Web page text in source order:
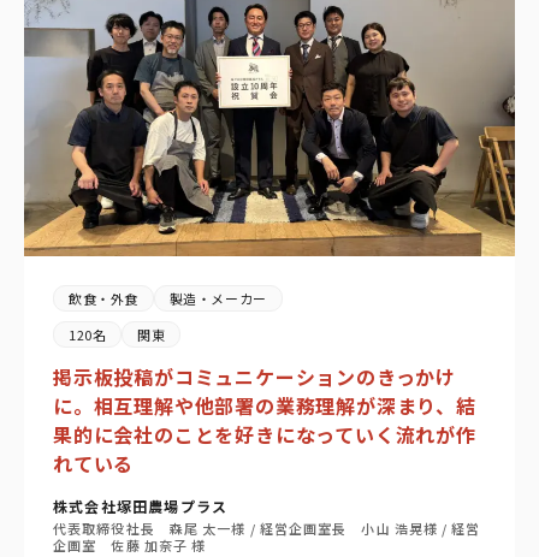
飲食・外食
製造・メーカー
120名
関東
掲示板投稿がコミュニケーションのきっかけ
に。相互理解や他部署の業務理解が深まり、結
果的に会社のことを好きになっていく流れが作
れている
株式会社塚田農場プラス
代表取締役社長 森尾 太一様 / 経営企画室長 小山 浩晃様 / 経営
企画室 佐藤 加奈子 様